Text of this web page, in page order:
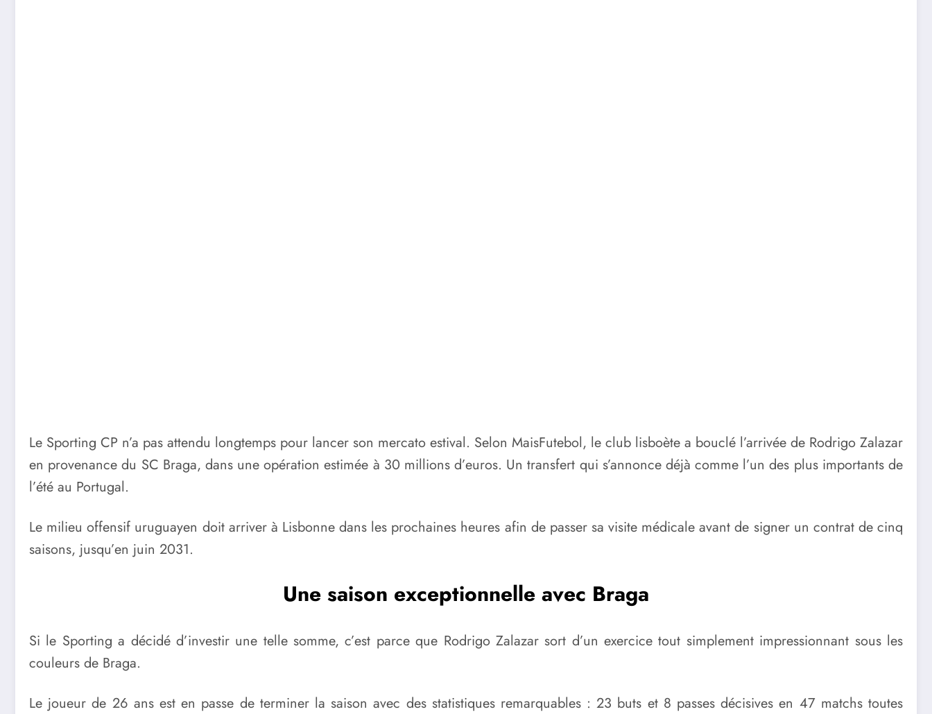
Le Sporting CP n’a pas attendu longtemps pour lancer son mercato estival. Selon MaisFutebol, le club lisboète a bouclé l’arrivée de Rodrigo Zalazar
en provenance du SC Braga, dans une opération estimée à 30 millions d’euros. Un transfert qui s’annonce déjà comme l’un des plus importants de
l’été au Portugal.
Le milieu offensif uruguayen doit arriver à Lisbonne dans les prochaines heures afin de passer sa visite médicale avant de signer un contrat de cinq
saisons, jusqu’en juin 2031.
Une saison exceptionnelle avec Braga
Si le Sporting a décidé d’investir une telle somme, c’est parce que Rodrigo Zalazar sort d’un exercice tout simplement impressionnant sous les
couleurs de Braga.
Le joueur de 26 ans est en passe de terminer la saison avec des statistiques remarquables : 23 buts et 8 passes décisives en 47 matchs toutes